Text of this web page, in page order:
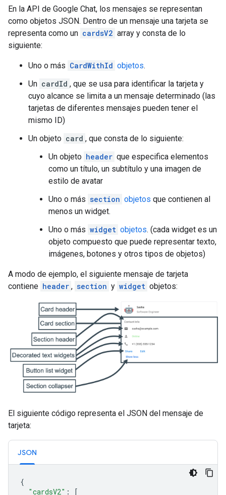
En la API de Google Chat, los mensajes se representan
como objetos JSON. Dentro de un mensaje una tarjeta se
representa como un cardsV2 array y consta de lo
siguiente:
Uno o más CardWithId objetos.
Un cardId , que se usa para identificar la tarjeta y
cuyo alcance se limita a un mensaje determinado (las
tarjetas de diferentes mensajes pueden tener el
mismo ID)
Un objeto card , que consta de lo siguiente:
Un objeto header que especifica elementos
como un título, un subtítulo y una imagen de
estilo de avatar
Uno o más section objetos que contienen al
menos un widget.
Uno o más widget objetos. (cada widget es un
objeto compuesto que puede representar texto,
imágenes, botones y otros tipos de objetos)
A modo de ejemplo, el siguiente mensaje de tarjeta
contiene header , section y widget objetos:
El siguiente código representa el JSON del mensaje de
tarjeta:
JSON
{
"cardsV2" : [